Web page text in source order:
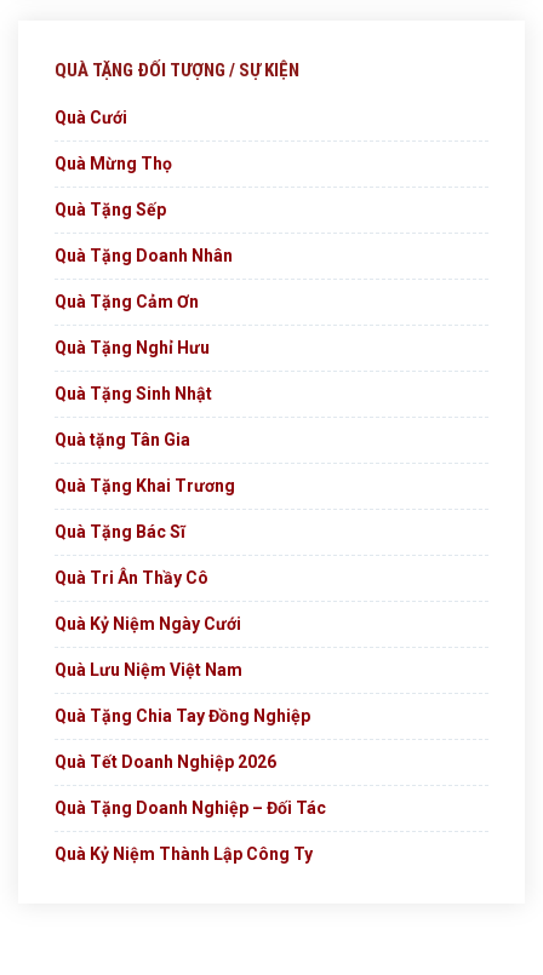
QUÀ TẶNG ĐỐI TƯỢNG / SỰ KIỆN
Quà Cưới
Quà Mừng Thọ
Quà Tặng Sếp
Quà Tặng Doanh Nhân
Quà Tặng Cảm Ơn
Quà Tặng Nghỉ Hưu
Quà Tặng Sinh Nhật
Quà tặng Tân Gia
Quà Tặng Khai Trương
Quà Tặng Bác Sĩ
Quà Tri Ân Thầy Cô
Quà Kỷ Niệm Ngày Cưới
Quà Lưu Niệm Việt Nam
Quà Tặng Chia Tay Đồng Nghiệp
Quà Tết Doanh Nghiệp 2026
Quà Tặng Doanh Nghiệp – Đối Tác
Quà Kỷ Niệm Thành Lập Công Ty